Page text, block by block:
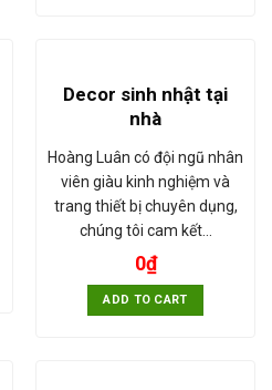
Decor sinh nhật tại
nhà
Hoàng Luân có đội ngũ nhân
viên giàu kinh nghiệm và
trang thiết bị chuyên dụng,
chúng tôi cam kết…
0₫
ADD TO CART